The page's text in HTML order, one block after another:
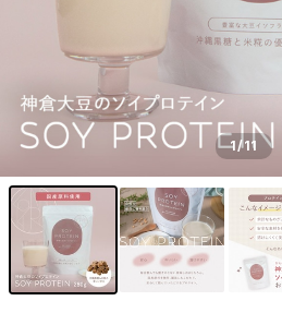
1/11